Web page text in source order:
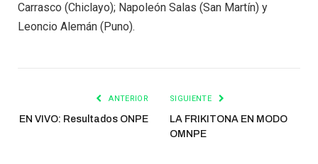
Carrasco (Chiclayo); Napoleón Salas (San Martín) y
Leoncio Alemán (Puno).
ANTERIOR
EN VIVO: Resultados ONPE
SIGUIENTE
LA FRIKITONA EN MODO
OMNPE